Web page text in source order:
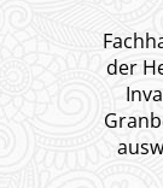
der